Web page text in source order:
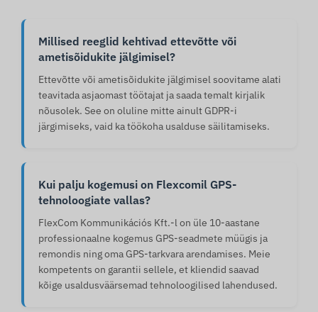
Millised reeglid kehtivad ettevõtte või
ametisõidukite jälgimisel?
Ettevõtte või ametisõidukite jälgimisel soovitame alati
teavitada asjaomast töötajat ja saada temalt kirjalik
nõusolek. See on oluline mitte ainult GDPR-i
järgimiseks, vaid ka töökoha usalduse säilitamiseks.
Kui palju kogemusi on Flexcomil GPS-
tehnoloogiate vallas?
FlexCom Kommunikációs Kft.-l on üle 10-aastane
professionaalne kogemus GPS-seadmete müügis ja
remondis ning oma GPS-tarkvara arendamises. Meie
kompetents on garantii sellele, et kliendid saavad
kõige usaldusväärsemad tehnoloogilised lahendused.